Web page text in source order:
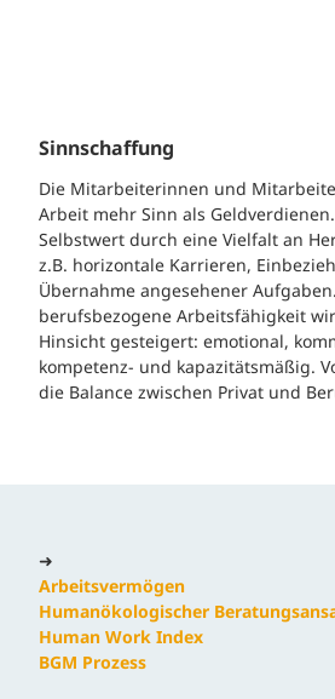
Sinnschaffung
Die Mitarbeiterinnen und
Arbeit mehr Sinn als
Selbstwert durch eine Vielfalt an
z.B. horizontale Karrieren,
Übernahme angesehener
berufsbezogene Arbeitsfähigkeit
Hinsicht gesteigert: emotional,
kompetenz- und kapazitätsmäßig.
die Balance zwischen Privat und
➜
Arbeitsvermögen
Humanökologischer
Human Work Index
BGM Prozess